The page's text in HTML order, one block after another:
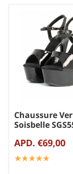
Chaussure
Soisbelle
APD. €69,00
☆☆☆☆☆
★★★★★